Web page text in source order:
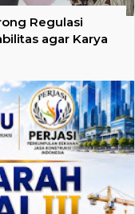
Regulasi
agar Karya